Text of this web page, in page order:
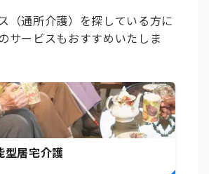
（通所介護）を探している方に
サービスもおすすめいたしま
型居宅介護